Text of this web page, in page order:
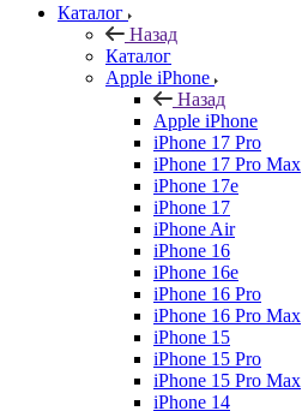
Каталог
Назад
Каталог
Apple iPhone
Назад
Apple iPhone
iPhone 17 Pro
iPhone 17 Pro Max
iPhone 17e
iPhone 17
iPhone Air
iPhone 16
iPhone 16e
iPhone 16 Pro
iPhone 16 Pro Max
iPhone 15
iPhone 15 Pro
iPhone 15 Pro Max
iPhone 14